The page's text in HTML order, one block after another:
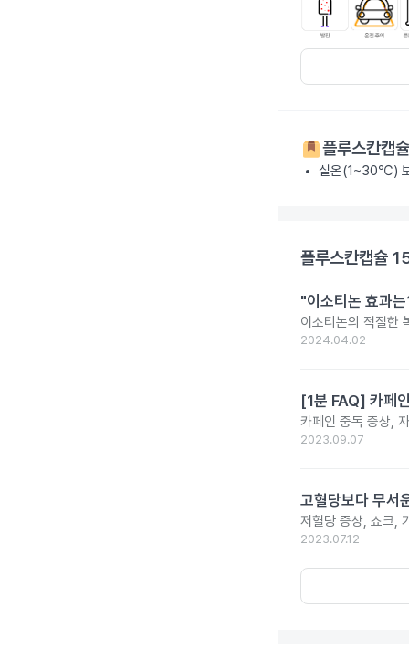
플루스칸캡
실온(1~30℃)
플루스칸캡슐
"이소티논 효과
이소티논의 적절한
2024.04.02
[1분 FAQ] 카페
카페인 중독 증상,
2023.09.07
고혈당보다 무서
저혈당 증상, 쇼크,
2023.07.12